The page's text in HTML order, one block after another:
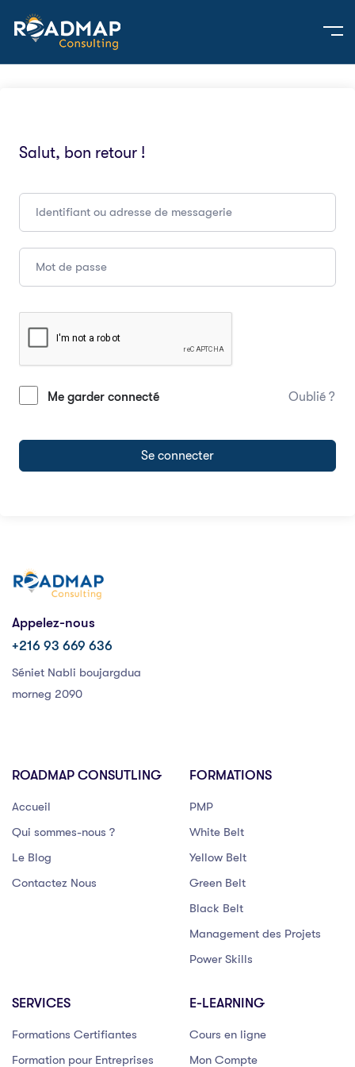
Salut, bon retour !
Me garder connecté Oublié ?
Se connecter
Appelez-nous
+216 93 669 636
Séniet Nabli boujargdua
morneg 2090
ROADMAP CONSUTLING
Accueil
Qui sommes-nous ?
Le Blog
Contactez Nous
FORMATIONS
PMP
White Belt
Yellow Belt
Green Belt
Black Belt
Management des Projets
Power Skills
SERVICES
Formations Certifiantes
Formation pour Entreprises
E-LEARNING
Cours en ligne
Mon Compte